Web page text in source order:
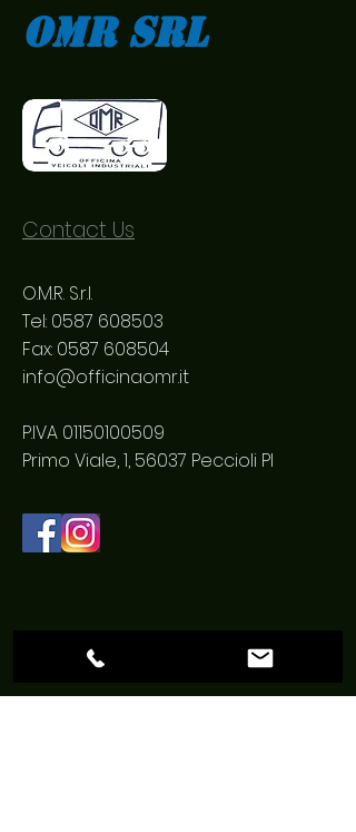
Omr srl
Contact Us
O.M.R. S.r.l.
Tel: 0587 608503
Fax: 0587 608504
info@officinaomr.it
P.IVA 01150100509
Primo Viale, 1, 56037 Peccioli PI
Centro Autorizzato